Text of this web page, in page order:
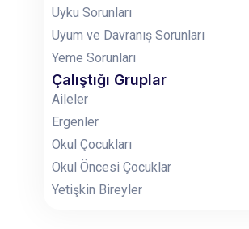
Uyku Sorunları
Uyum ve Davranış Sorunları
Yeme Sorunları
Çalıştığı Gruplar
Aileler
Ergenler
Okul Çocukları
Okul Öncesi Çocuklar
Yetişkin Bireyler